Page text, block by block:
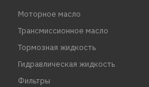
Моторное масло
Трансмиссионное масло
Тормозная жидкость
Гидравлическая жидкость
Фильтры